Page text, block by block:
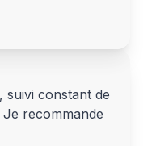
suivi constant de
recommande